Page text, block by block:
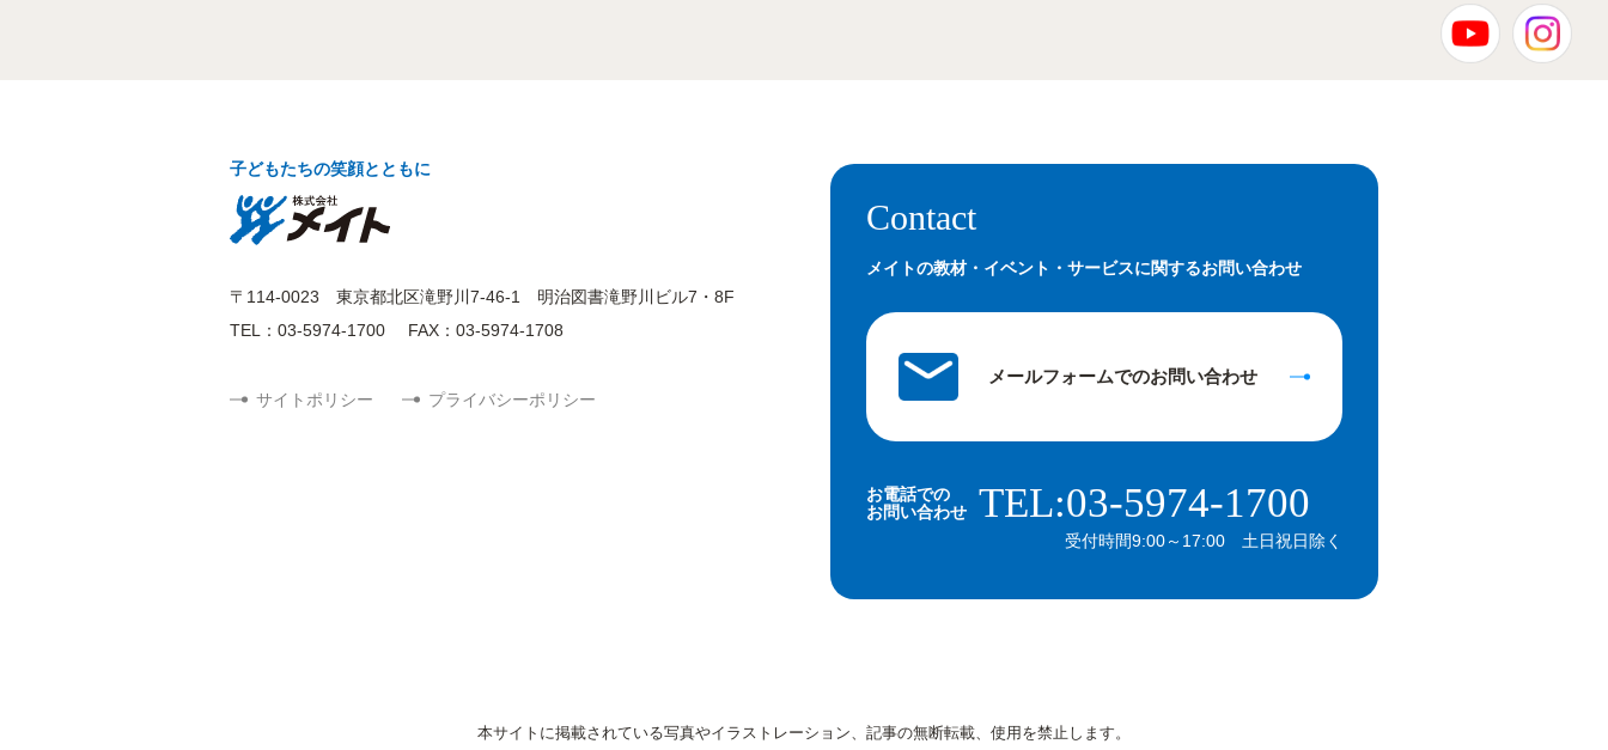
子どもたちの笑顔とともに
〒114-0023 東京都北区滝野川7-46-1 明治図書滝野川ビル7・8F
TEL：03-5974-1700
FAX：03-5974-1708
サイトポリシー プライバシーポリシー
Contact
メイトの教材・イベント・サービスに関するお問い合わせ
メールフォームでのお問い合わせ
お電話での
お問い合わせ
TEL:03-5974-1700
受付時間9:00～17:00 土日祝日除く
本サイトに掲載されている写真やイラストレーション、記事の無断転載、使用を禁止します。